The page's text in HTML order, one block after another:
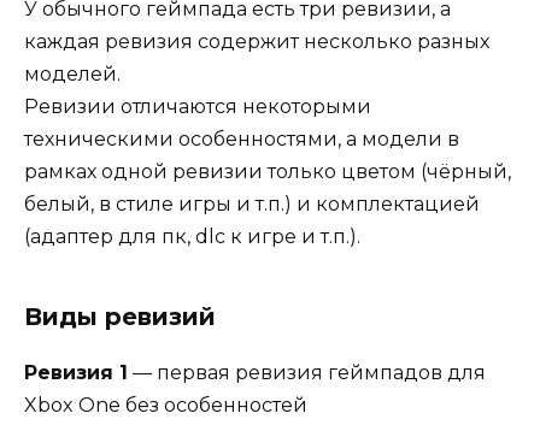
У обычного геймпада есть три ревизии, а
каждая ревизия содержит несколько разных
моделей.
Ревизии отличаются некоторыми
техническими особенностями, а модели в
рамках одной ревизии только цветом (чёрный,
белый, в стиле игры и т.п.) и комплектацией
(адаптер для пк, dlc к игре и т.п.).
Виды ревизий
Ревизия 1 — первая ревизия геймпадов для
Xbox One без особенностей